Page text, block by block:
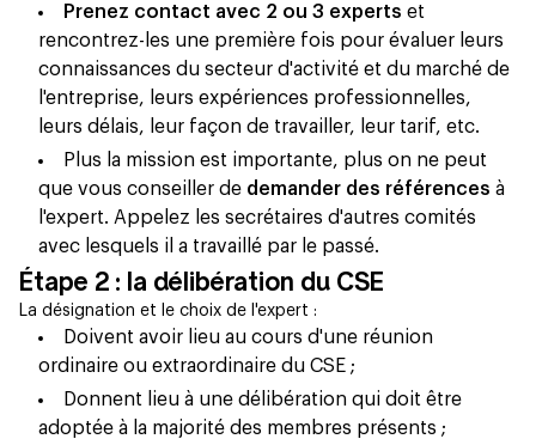
Prenez contact avec 2 ou 3 experts et
rencontrez-les une première fois pour évaluer leurs
connaissances du secteur d'activité et du marché de
l'entreprise, leurs expériences professionnelles,
leurs délais, leur façon de travailler, leur tarif, etc.
Plus la mission est importante, plus on ne peut
que vous conseiller de demander des références à
l'expert. Appelez les secrétaires d'autres comités
avec lesquels il a travaillé par le passé.
Étape 2 : la délibération du CSE
La désignation et le choix de l'expert :
Doivent avoir lieu au cours d'une réunion
ordinaire ou extraordinaire du CSE ;
Donnent lieu à une délibération qui doit être
adoptée à la majorité des membres présents ;